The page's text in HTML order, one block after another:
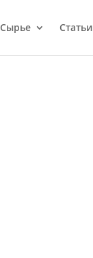
Сырье Статьи